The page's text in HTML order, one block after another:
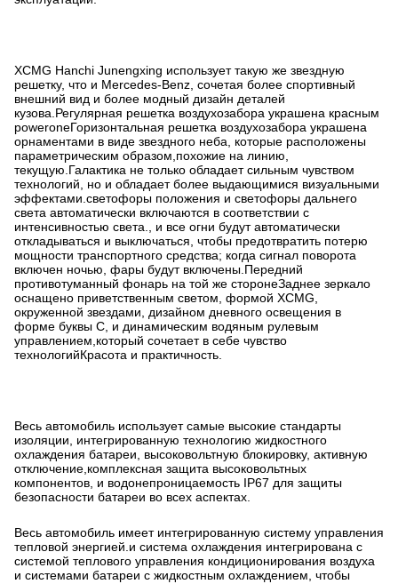
XCMG Hanchi Junengxing использует такую же звездную
решетку, что и Mercedes-Benz, сочетая более спортивный
внешний вид и более модный дизайн деталей
кузова.Регулярная решетка воздухозабора украшена красным
poweroneГоризонтальная решетка воздухозабора украшена
орнаментами в виде звездного неба, которые расположены
параметрическим образом,похожие на линию,
текущую.Галактика не только обладает сильным чувством
технологий, но и обладает более выдающимися визуальными
эффектами.светофоры положения и светофоры дальнего
света автоматически включаются в соответствии с
интенсивностью света., и все огни будут автоматически
откладываться и выключаться, чтобы предотвратить потерю
мощности транспортного средства; когда сигнал поворота
включен ночью, фары будут включены.Передний
противотуманный фонарь на той же сторонеЗаднее зеркало
оснащено приветственным светом, формой XCMG,
окруженной звездами, дизайном дневного освещения в
форме буквы C, и динамическим водяным рулевым
управлением,который сочетает в себе чувство
технологийКрасота и практичность.
Весь автомобиль использует самые высокие стандарты
изоляции, интегрированную технологию жидкостного
охлаждения батареи, высоковольтную блокировку, активную
отключение,комплексная защита высоковольтных
компонентов, и водонепроницаемость IP67 для защиты
безопасности батареи во всех аспектах.
Весь автомобиль имеет интегрированную систему управления
тепловой энергией.и система охлаждения интегрирована с
системой теплового управления кондиционирования воздуха
и системами батареи с жидкостным охлаждением, чтобы